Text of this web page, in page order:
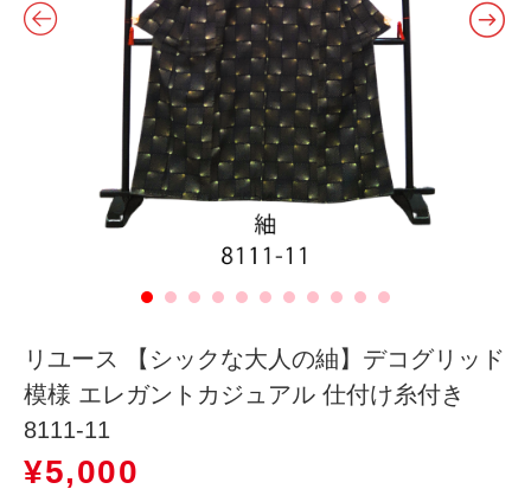
リユース 【シックな大人の紬】デコグリッド
模様 エレガントカジュアル 仕付け糸付き
8111-11
¥5,000